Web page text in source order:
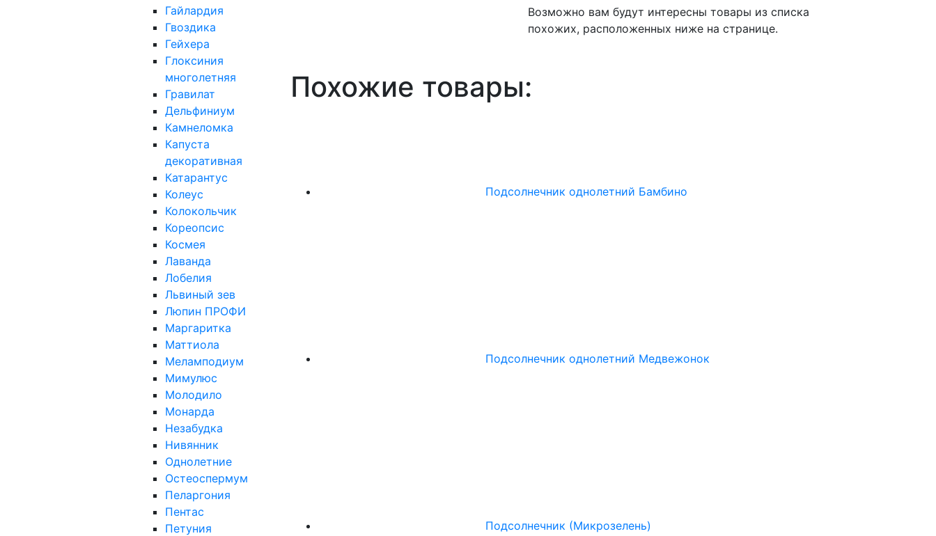
Гайлардия
Гвоздика
Гейхера
Глоксиния
многолетняя
Гравилат
Дельфиниум
Камнеломка
Капуста
декоративная
Катарантус
Колеус
Колокольчик
Кореопсис
Космея
Лаванда
Лобелия
Львиный зев
Люпин ПРОФИ
Маргаритка
Маттиола
Меламподиум
Мимулюс
Молодило
Монарда
Незабудка
Нивянник
Однолетние
Остеоспермум
Пеларгония
Пентас
Петуния
Возможно вам будут интересны товары из списка
похожих, расположенных ниже на странице.
Похожие товары:
Подсолнечник однолетний Бамбино
Подсолнечник однолетний Медвежонок
Подсолнечник (Микрозелень)